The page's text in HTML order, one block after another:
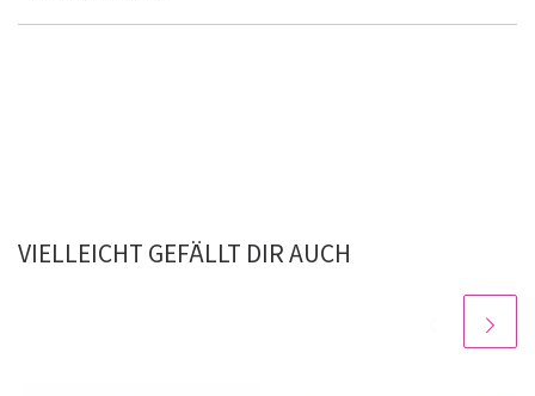
VIELLEICHT GEFÄLLT DIR AUCH